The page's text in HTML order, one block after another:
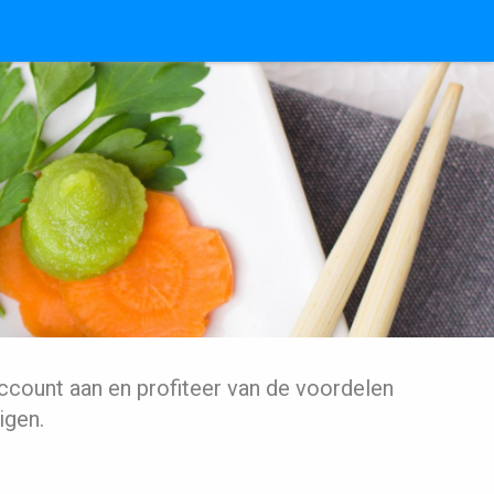
aan en profiteer van de voordelen